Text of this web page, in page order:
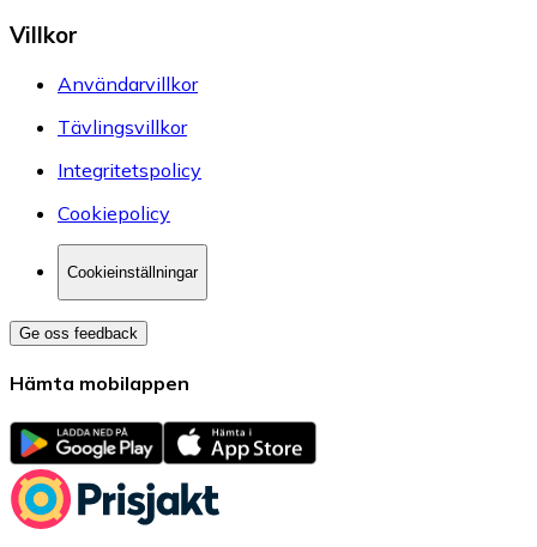
Villkor
Användarvillkor
Tävlingsvillkor
Integritetspolicy
Cookiepolicy
Cookieinställningar
Ge oss feedback
Hämta mobilappen